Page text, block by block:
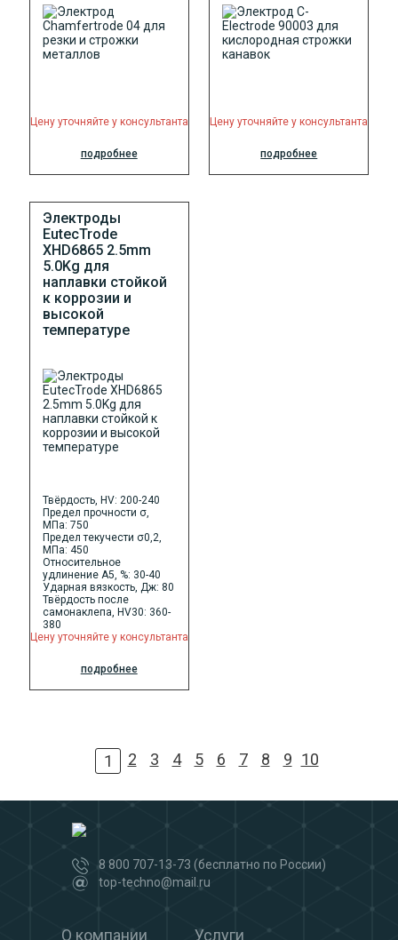
Цену уточняйте у консультанта
подробнее
Цену уточняйте у консультанта
подробнее
Электроды
EutecTrode
XHD6865 2.5mm
5.0Kg для
наплавки стойкой
к коррозии и
высокой
температуре
Твёрдость, HV: 200-240
Предел прочности σ,
МПа: 750
Предел текучести σ0,2,
МПа: 450
Относительное
удлинение А5, %: 30-40
Ударная вязкость, Дж: 80
Твёрдость после
самонаклепа, НV30: 360-
380
Цену уточняйте у консультанта
подробнее
1 2 3 4 5 6 7 8 9 10
8 800 707-13-73 (бесплатно по России)
top-techno@mail.ru
О компании Услуги